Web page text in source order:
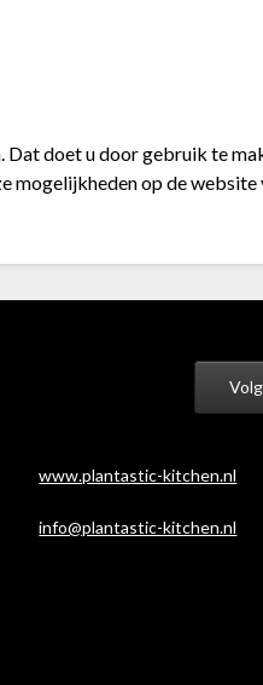
doet u door gebruik te
mogelijkheden op de website
www.plantastic-kitchen.nl
info@plantastic-kitchen.nl